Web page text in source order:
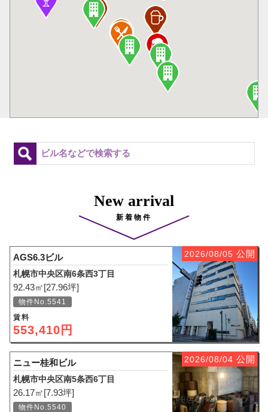
New arrival
新着物件
2026/08/05 公開
AGS6.3ビル
札幌市中央区南6条西3丁目
92.43㎡[27.96坪]
物件No.5541
賃料
553,410円
2026/08/04 公開
ニュー桂和ビル
札幌市中央区南5条西6丁目
26.17㎡[7.93坪]
物件No.5540